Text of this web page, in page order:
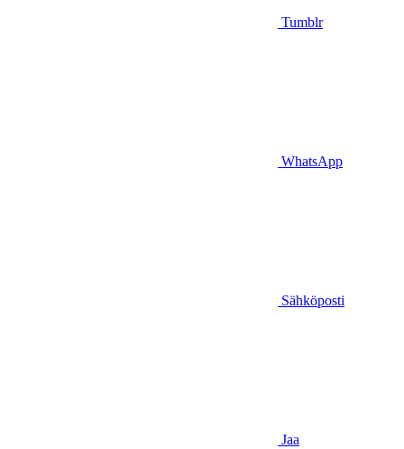
Tumblr
WhatsApp
Sähköposti
Jaa